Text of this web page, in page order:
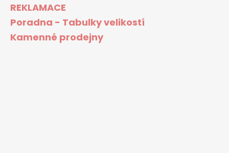
REKLAMACE
Poradna - Tabulky velikostí
Kamenné prodejny